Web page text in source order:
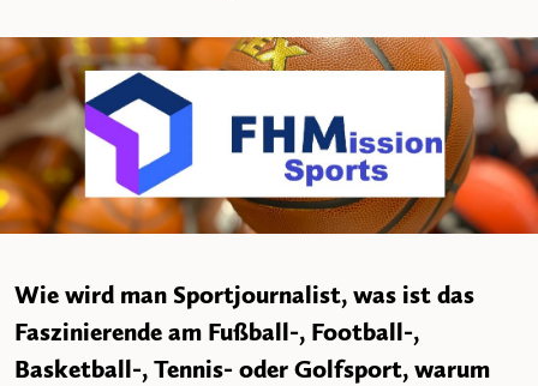
Wie wird man Sportjournalist, was ist das
Faszinierende am Fußball-, Football-,
Basketball-, Tennis- oder Golfsport, warum